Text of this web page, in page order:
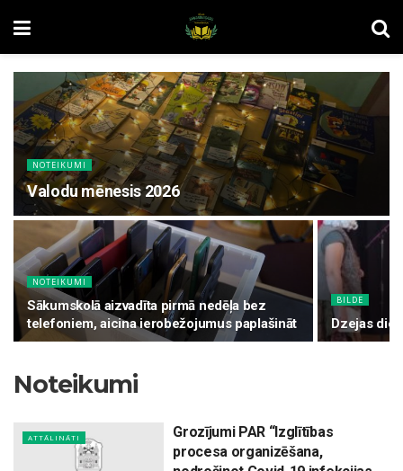
NOTEIKUMI
Valodu mēnesis 2026
NOTEIKUMI
Sākumskolā aizvadīta pirmā nedēļa bez
telefoniem, aicina ierobežojumus paplašināt
BILDE
Dzejas
Noteikumi
ATTĀLINĀTI
Grozījumi PAR “Izglītības
procesa organizēšana,